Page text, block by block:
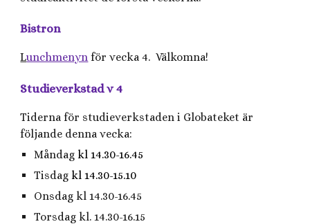
Bistron
Lunchmenyn för vecka 4. Välkomna!
Studieverkstad v 4
Tiderna för studieverkstaden i Globateket är
följande denna vecka:
Måndag kl 14.30-16.45
Tisdag kl 14.30-15.10
Onsdag kl 14.30-16.45
Torsdag kl. 14.30-16.15